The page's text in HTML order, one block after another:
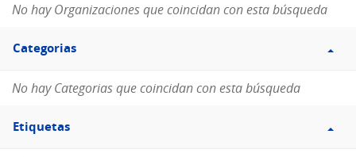
No hay Organizaciones que coincidan con esta búsqueda
Filtro
Categorias
Categorias
No hay Categorias que coincidan con esta búsqueda
Filtro
Etiquetas
Etiquetas